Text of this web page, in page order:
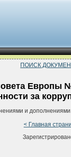
ПОИСК
Европы
за
и
< Главная